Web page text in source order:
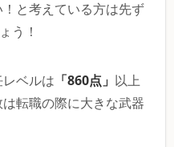
と考えている方は先ず
う！
ベルは 「860点」
以上
転職の際に大きな武器